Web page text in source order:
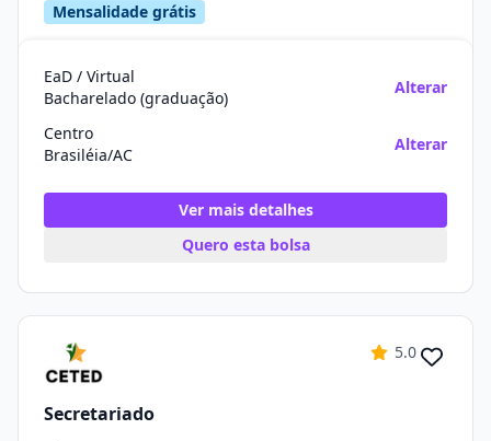
Mensalidade grátis
EaD / Virtual
Bacharelado (graduação)
Alterar
Centro
Brasiléia/AC
Alterar
Ver mais detalhes
Quero esta bolsa
5.0
Secretariado